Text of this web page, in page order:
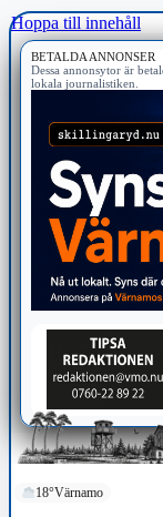
Hoppa till innehåll
BETALDA ANNONSER
Dessa annonsytor är
lokala journalistiken.
18°Värnamo